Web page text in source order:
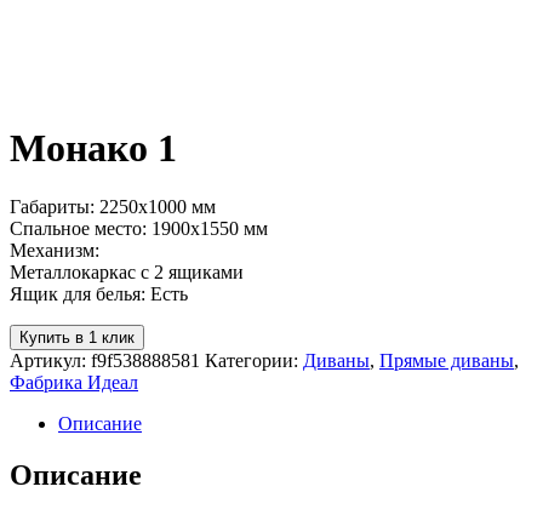
Монако 1
Габариты: 2250х1000 мм
Спальное место: 1900х1550 мм
Механизм:
Металлокаркас с 2 ящиками
Ящик для белья: Есть
Купить в 1 клик
Артикул: f9f538888581 Категории: Диваны, Прямые диваны,
Фабрика Идеал
Описание
Описание